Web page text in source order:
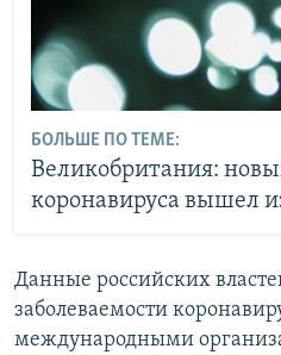
БОЛЬШЕ ПО ТЕМЕ:
Великобритания:
коронавируса вышел
Данные российских
заболеваемости
международными